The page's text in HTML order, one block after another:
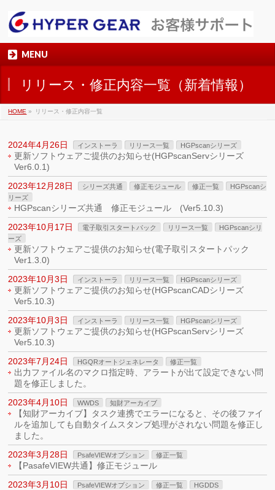
MENU
リリース・修正内容一覧（新着情報）
HOME » リリース・修正内容一覧
2024年4月26日 インストーラ リリース一覧 HGPscanシリーズ
更新ソフトウェアご提供のお知らせ(HGPscanServシリーズ
Ver6.0.1)
2023年12月28日
シリーズ共通 修正モジュール 修正一覧
HGPscanシ
リーズ
HGPscanシリーズ共通 修正モジュール (Ver5.10.3)
2023年10月17日
電子取引スタートパック リリース一覧
HGPscanシリ
ーズ
更新ソフトウェアご提供のお知らせ(電子取引スタートパック
Ver1.3.0)
2023年10月3日
インストーラ リリース一覧 HGPscanシリーズ
更新ソフトウェアご提供のお知らせ(HGPscanCADシリーズ
Ver5.10.3)
2023年10月3日
インストーラ リリース一覧 HGPscanシリーズ
更新ソフトウェアご提供のお知らせ(HGPscanServシリーズ
Ver5.10.3)
2023年7月24日
HGQRオートジェネレータ 修正一覧
出力ファイル名のマクロ指定時、アラートが出て設定できない問
題を修正しました。
2023年4月10日
WWDS 知財アーカイブ
【知財アーカイブ】タスク連携でエラーになると、その後ファイ
ルを追加しても自動タイムスタンプ処理がされない問題を修正し
ました。
2023年3月28日
PsafeVIEWオプション 修正一覧
【PasafeVIEW共通】修正モジュール
2023年3月10日
PsafeVIEWオプション 修正一覧 HGDDS